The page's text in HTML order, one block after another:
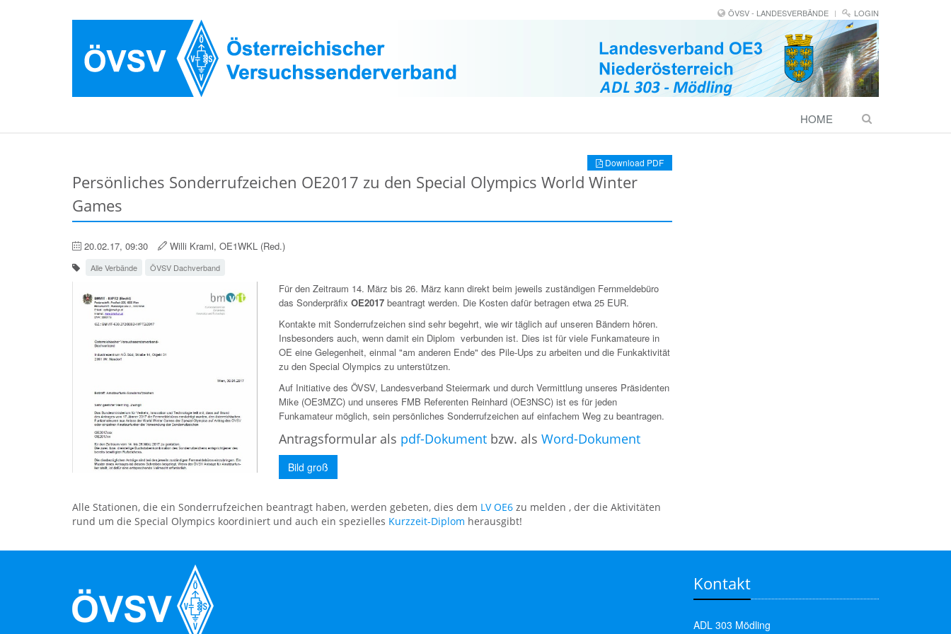
ÖVSV - LANDESVERBÄNDE LOGIN
HOME
Download PDF
Persönliches Sonderrufzeichen OE2017 zu den Special Olympics World Winter
Games
20.02.17, 09:30 Willi Kraml, OE1WKL (Red.)
Alle Verbände ÖVSV Dachverband
Für den Zeitraum 14. März bis 26. März kann direkt beim jeweils zuständigen Fernmeldebüro
das SonderpräfixOE2017 beantragt werden. Die Kosten dafür betragen etwa 25 EUR.
Kontakte mit Sonderrufzeichen sind sehr begehrt, wie wir täglich auf unseren Bändern hören.
Insbesonders auch, wenn damit ein Diplom verbunden ist. Dies ist für viele Funkamateure in
OE eine Gelegenheit, einmal "am anderen Ende" des Pile-Ups zu arbeiten und die Funkaktivität
zu den Special Olympics zu unterstützen.
Auf Initiative des ÖVSV, Landesverband Steiermark und durch Vermittlung unseres Präsidenten
Mike (OE3MZC) und unseres FMB Referenten Reinhard (OE3NSC) ist es für jeden
Funkamateur möglich, sein persönliches Sonderrufzeichen auf einfachem Weg zu beantragen.
Antragsformular als pdf-Dokument bzw. alsWord-Dokument
Bild groß
Alle Stationen, die ein Sonderrufzeichen beantragt haben, werden gebeten, dies dem LV OE6 zu melden , der die Aktivitäten
rund um die Special Olympics koordiniert und auch ein spezielles Kurzzeit-Diplom herausgibt!
Kontakt
ADL 303 Mödling